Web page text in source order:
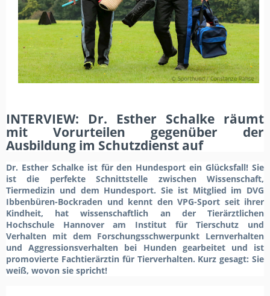
INTERVIEW: Dr. Esther Schalke räumt
mit Vorurteilen gegenüber der
Ausbildung im Schutzdienst auf
Dr. Esther Schalke ist für den Hundesport ein Glücksfall! Sie
ist die perfekte Schnittstelle zwischen Wissenschaft,
Tiermedizin und dem Hundesport. Sie ist Mitglied im DVG
Ibbenbüren-Bockraden und kennt den VPG-Sport seit ihrer
Kindheit, hat wissenschaftlich an der Tierärztlichen
Hochschule Hannover am Institut für Tierschutz und
Verhalten mit dem Forschungsschwerpunkt Lernverhalten
und Aggressionsverhalten bei Hunden gearbeitet und ist
promovierte Fachtierärztin für Tierverhalten. Kurz gesagt: Sie
weiß, wovon sie spricht!